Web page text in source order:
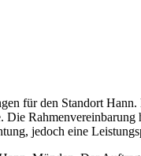
für den Standort
jedoch eine